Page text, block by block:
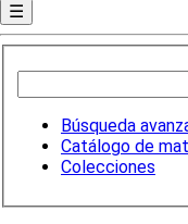
☰
Búsqueda
Catálogo de
Colecciones